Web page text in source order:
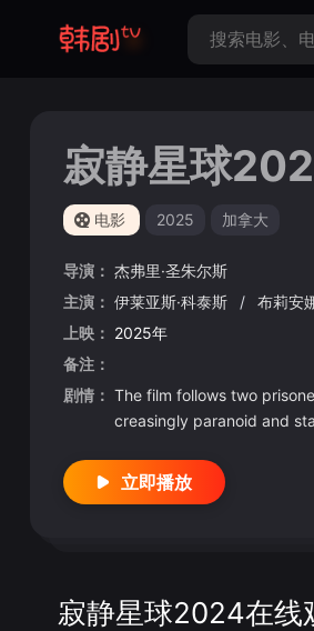
寂静星球
电影 2025 加拿大
导演： 杰弗里·圣朱尔斯
主演： 伊莱亚斯·科泰斯 /
布莉安
上映： 2025年
备注：
剧情： The film follows two
creasingly paranoid and
立即播放
寂静星球2024在线